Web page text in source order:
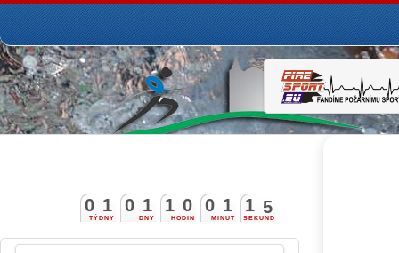
TÝDNY
0 1
DNY
0 1
HODIN
1 0
MINUT
0 1
SEKUND
1 3
4